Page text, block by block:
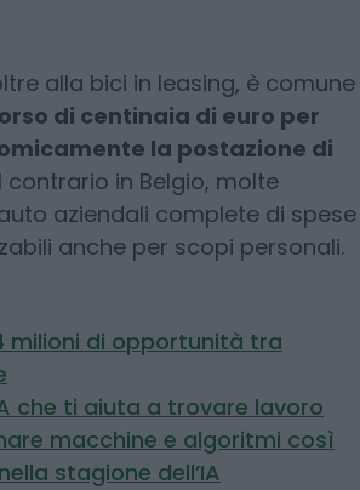
alla bici in leasing, è comune
di centinaia di euro per
la postazione di
contrario in Belgio, molte
aziendali complete di spese
anche per scopi personali.
milioni di opportunità tra
che ti aiuta a trovare lavoro
macchine e algoritmi così
stagione dell’IA